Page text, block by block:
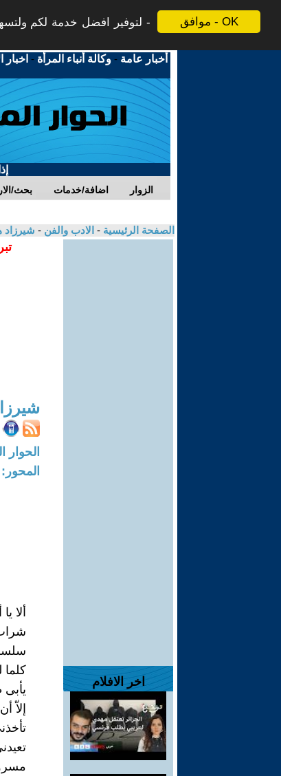
موافق - OK
لتوفير افضل خدمة لكم
أخبار عامة -وكالة أنباء المرأة - اخبار
بحث/ اضافة/خدمات الزوار
الصفحة الرئيسية - الادب والفن - شيرزاد
اخر الافلام
الحوار
ألا
يأبى
إلاّ